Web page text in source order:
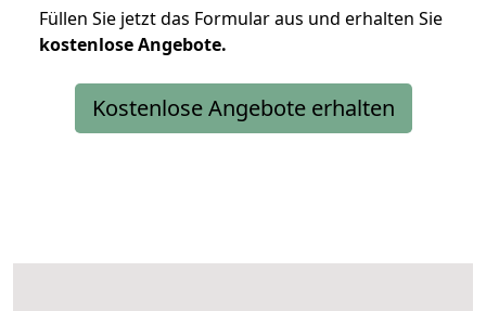
Füllen Sie jetzt das Formular aus und erhalten Sie
kostenloseAngebote.
Kostenlose Angebote erhalten